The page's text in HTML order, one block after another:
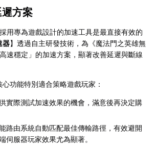
方案
用專為遊戲設計的加速工具是最直接有效的
器】透過自主研發技術，為《魔法門之英雄無
速穩定」的加速方案，顯著改善延遲與斷線
心功能特別適合策略遊戲玩家：
供實際測試加速效果的機會，滿意後再決定購
能路由系統自動匹配最佳傳輸路徑，有效避開
伺服器玩家效果尤為顯著。